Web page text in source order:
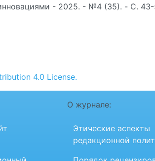
- 2025. - №4 (35). - C. 43-
4.0 License.
О журнале:
Этические аспекты
редакционной